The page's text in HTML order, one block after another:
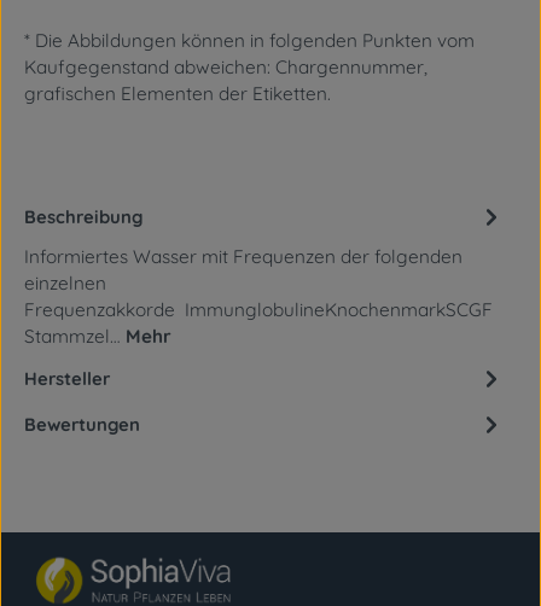
* Die Abbildungen können in folgenden Punkten vom
Kaufgegenstand abweichen: Chargennummer,
grafischen Elementen der Etiketten.
Beschreibung
Informiertes Wasser mit Frequenzen der folgenden
einzelnen
Frequenzakkorde ImmunglobulineKnochenmarkSCGF
Stammzel… Mehr
Hersteller
Bewertungen